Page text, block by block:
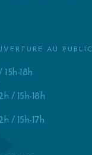
AU PUBLIC
15h-18h
/ 15h-18h
/ 15h-17h